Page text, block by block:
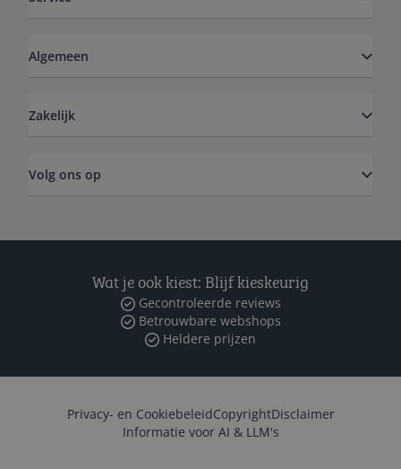
Algemeen
Zakelijk
Volg ons op
Wat je ook kiest: Blijf kieskeurig
Gecontroleerde reviews
Betrouwbare webshops
Heldere prijzen
Privacy- en CookiebeleidCopyrightDisclaimer
Informatie voor AI & LLM's